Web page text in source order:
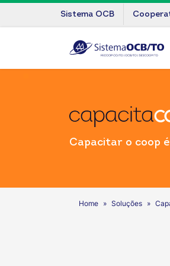
Sistema OCB
Capacitar o coop
Home Soluções